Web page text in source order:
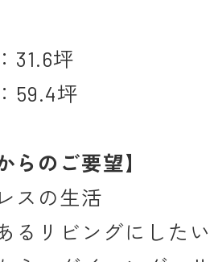
31.6坪
59.4坪
らのご要望】
スの生活
るリビングにしたい